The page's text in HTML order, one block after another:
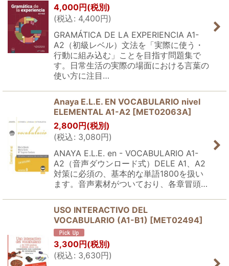
4,000円 (税別)
(税込: 4,400円)
GRAMÁTICA DE LA EXPERIENCIA A1-
A2（初級レベル）文法を「実際に使う・
行動に組み込む」ことを目指す問題集で
す。日常生活の実際の場面における言葉の
使い方に注目…
Anaya E.L.E. EN VOCABULARIO nivel
ELEMENTAL A1-A2 [MET02063A]
2,800円 (税別)
(税込: 3,080円)
ANAYA E.L.E. en - VOCABULARIO A1-
A2（音声ダウンロード式）DELE A1、A2
対策に必須の、基本的な単語1800を扱い
ます。音声素材がついており、各章冒頭…
USO INTERACTIVO DEL
VOCABULARIO (A1-B1) [MET02494]
3,300円 (税別)
(税込: 3,630円)